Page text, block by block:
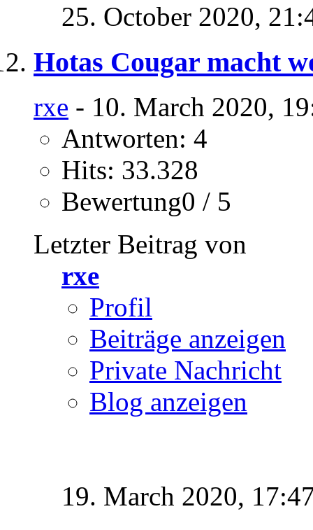
25. October 2020,
Hotas Cougar macht
rxe - 10. March 2020,
Antworten: 4
Hits: 33.328
Bewertung0 / 5
Letzter Beitrag von
rxe
Profil
Beiträge anzeigen
Private Nachricht
Blog anzeigen
19. March 2020,